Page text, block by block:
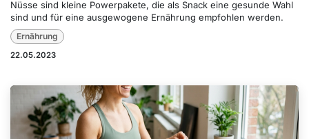
Nüsse sind kleine Powerpakete, die als Snack eine gesunde Wahl
sind und für eine ausgewogene Ernährung empfohlen werden.
Ernährung
22.05.2023